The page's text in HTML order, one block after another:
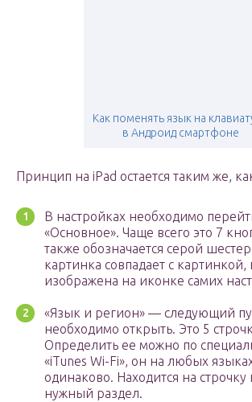
Как поменять язык на
в Андроид смартфоне
Принцип на iPad остается таким же,
В настройках необходимо
«Основное». Чаще всего это 7
также обозначается серой
картинка совпадает с картинкой,
изображена на иконке самих
«Язык и регион» — следующий
необходимо открыть. Это 5
Определить ее можно по
«iTunes Wi-Fi», он на любых
одинаково. Находится на
нужный раздел.